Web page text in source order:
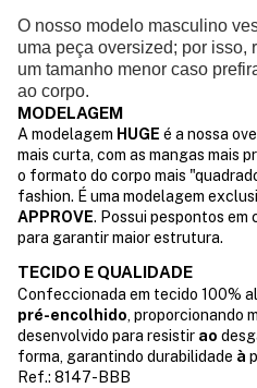
O nosso modelo masculino
uma peça oversized; por isso,
um tamanho menor caso
ao corpo.
MODELAGEM
A modelagem HUGE é a nossa
mais curta, com as mangas mais
o formato do corpo mais
fashion. É uma modelagem
APPROVE. Possui pespontos
para garantir maior estrutura.
TECIDO E QUALIDADE
Confeccionada em tecido 100%
pré-encolhido, proporcionando
desenvolvido para resistir ao
forma, garantindo durabilidade à
Ref.: 8147-BBB